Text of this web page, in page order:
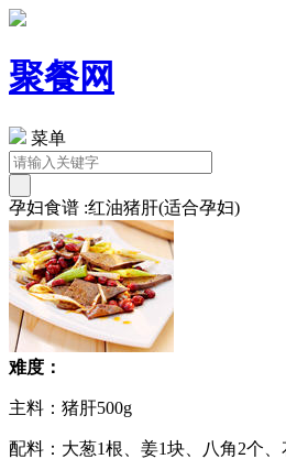
聚餐网
菜单
孕妇食谱 :红油猪肝(适合孕妇)
难度：
主料：猪肝500g
配料：大葱1根、姜1块、八角2个